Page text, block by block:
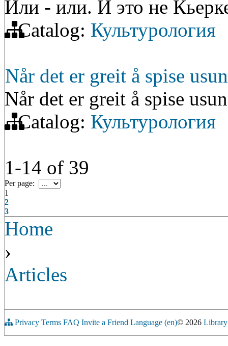
Или - или. И это не
Catalog: Культурология
Når det er greit å spise
Når det er greit å spise
Catalog: Культурология
1-14 of 39
Per page:
1
2
3
Home
›
Articles
Privacy Terms FAQ Invite a Friend Language (en)© 2026